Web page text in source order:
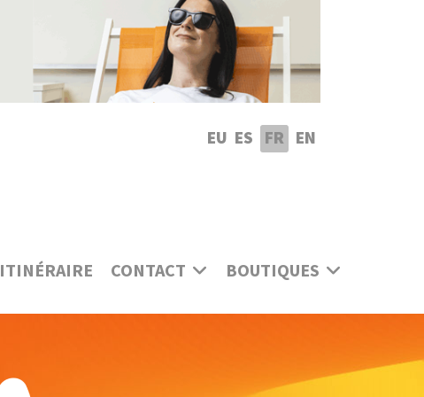
EU ES FR EN
ITINÉRAIRE CONTACT
BOUTIQUES